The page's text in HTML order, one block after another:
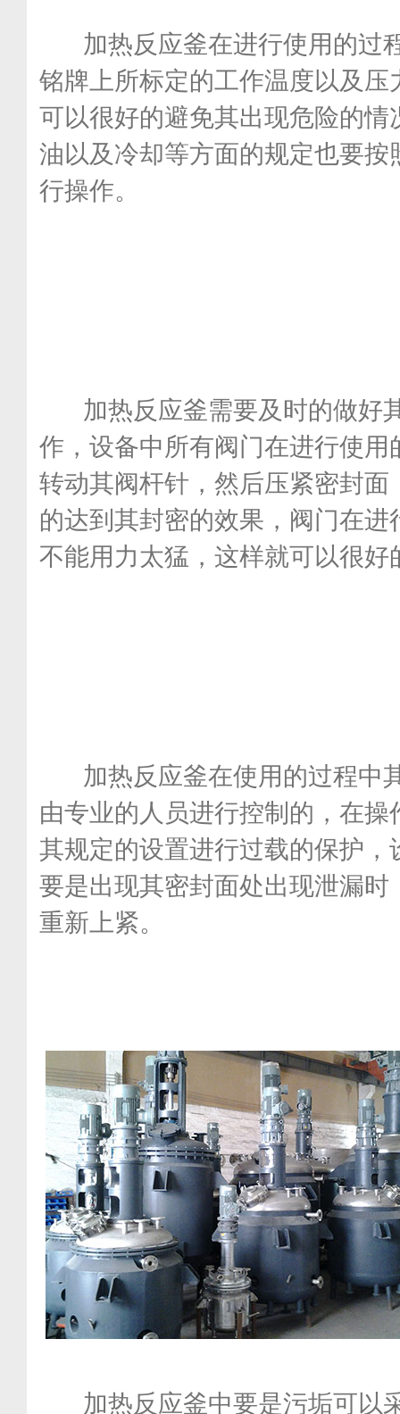
加热反应釜在进行使用的过
铭牌上所标定的工作温度以及压
可以很好的避免其出现危险的情
油以及冷却等方面的规定也要按
行操作。
加热反应釜需要及时的做好
作，设备中所有阀门在进行使用
转动其阀杆针，然后压紧密封面
的达到其封密的效果，阀门在
不能用力太猛，这样就可以很好
加热反应釜在使用的过程中
由专业的人员进行控制的，在
其规定的设置进行过载的保护，
要是出现其密封面处出现泄漏时
重新上紧。
加热反应釜中要是污垢可以